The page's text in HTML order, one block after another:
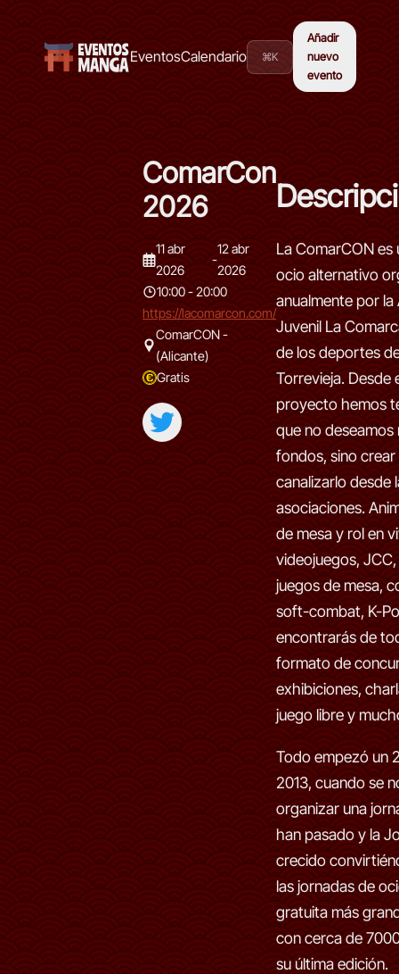
EventosCalendario ⌘K
Añadir
nuevo
evento
ComarCon
2026
11 abr
2026
-
12 abr
2026
10:00 - 20:00
https://lacomarcon.com/
ComarCON -
(Alicante)
Gratis
La ComarCON es
ocio alternativo
anualmente por la
Juvenil La
de los deportes
Torrevieja. Desde
proyecto hemos
que no deseamos
fondos, sino
canalizarlo desde
asociaciones.
de mesa y rol en
videojuegos,
juegos de mesa,
soft-combat, K-
encontrarás de
formato de
exhibiciones,
juego libre y
Todo empezó un
2013, cuando se
organizar una
han pasado y la
crecido
las jornadas de
gratuita más
con cerca de
su última edición.